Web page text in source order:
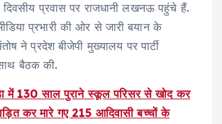
दिवसीय प्रवास पर राजधानी लखनऊ पहुंचे हैं.
प्रभारी की ओर से जारी बयान के
ने प्रदेश बीजेपी मुख्यालय पर पार्टी
बैठक की.
में 130 साल पुराने स्कूल परिसर से खोद कर
कर मारे गए 215 आदिवासी बच्चों के